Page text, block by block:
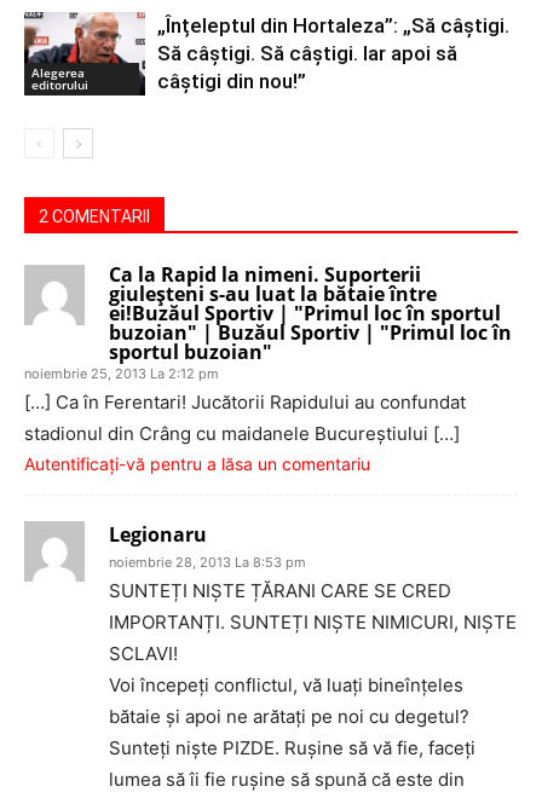
Alegerea
editorului
„Înțeleptul din Hortaleza”: „Să câștigi.
Să câștigi. Să câștigi. Iar apoi să
câștigi din nou!”
2 COMENTARII
Ca la Rapid la nimeni. Suporterii
giuleşteni s-au luat la bătaie între
ei!Buzăul Sportiv | "Primul loc în sportul
buzoian" | Buzăul Sportiv | "Primul loc în
sportul buzoian"
noiembrie 25, 2013 La 2:12 pm
[…] Ca în Ferentari! Jucătorii Rapidului au confundat
stadionul din Crâng cu maidanele Bucureştiului […]
Autentificați-vă pentru a lăsa un comentariu
Legionaru
noiembrie 28, 2013 La 8:53 pm
SUNTEȚI NIȘTE ȚĂRANI CARE SE CRED
IMPORTANȚI. SUNTEȚI NIȘTE NIMICURI, NIȘTE
SCLAVI!
Voi începeți conflictul, vă luați bineînțeles
bătaie și apoi ne arătați pe noi cu degetul?
Sunteți niște PIZDE. Rușine să vă fie, faceți
lumea să îi fie rușine să spună că este din